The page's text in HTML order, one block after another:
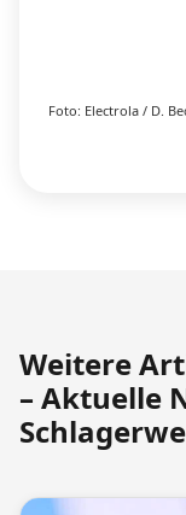
Foto: Electrola / D.
Weitere
– Aktuelle